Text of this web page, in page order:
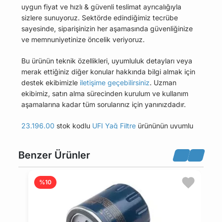
uygun fiyat ve hızlı & güvenli teslimat ayrıcalığıyla
sizlere sunuyoruz. Sektörde edindiğimiz tecrübe
sayesinde, siparişinizin her aşamasında güvenliğinize
ve memnuniyetinize öncelik veriyoruz.
Bu ürünün teknik özellikleri, uyumluluk detayları veya
merak ettiğiniz diğer konular hakkında bilgi almak için
destek ekibimizle iletişime geçebilirsiniz. Uzman
ekibimiz, satın alma sürecinden kurulum ve kullanım
aşamalarına kadar tüm sorularınız için yanınızdadır.
23.196.00 stok kodlu UFI Yağ Filtre ürününün uyumlu
bulabilirsiniz.
Bu üründen en fazla 5 adet sipariş verilebilir. 5
adedin üzerindeki siparişleri iptal etme hakkı
maviparca.com tarafından saklı tutulmaktadır.
Belirlenen bu limit kurumsal siparişlerde geçerli
değildir. Kurumsal siparişler için farklı limitler ve
Benzer Ürünler
%10